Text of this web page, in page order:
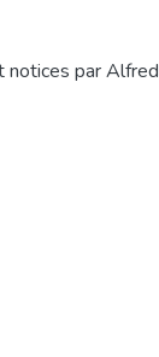
notices par Alfred